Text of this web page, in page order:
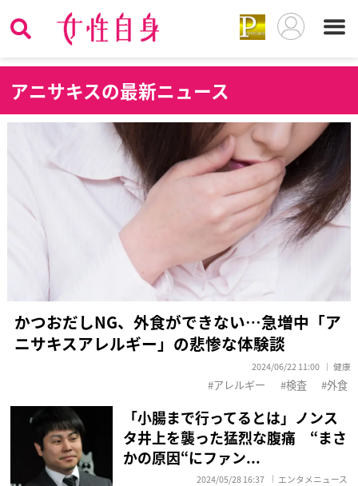
アニサキスの最新ニュース
かつおだしNG、外食ができない…急増中「ア
ニサキスアレルギー」の悲惨な体験談
2024/06/22 11:00 健康
アレルギー 検査 外食
「小腸まで行ってるとは」ノンス
タ井上を襲った猛烈な腹痛 “まさ
かの原因“にファン...
2024/05/28 16:37 エンタメニュース